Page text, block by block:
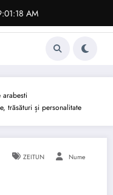
AM
arabesti
trăsături și personalitate
ZEITUN Nume